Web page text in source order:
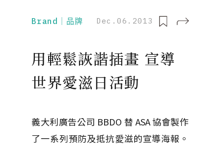
Brand｜品牌 Dec.06.2013
用輕鬆詼諧插畫 宣導
世界愛滋日活動
義大利廣告公司 BBDO 替 ASA 協會製作
了一系列預防及抵抗愛滋的宣導海報。